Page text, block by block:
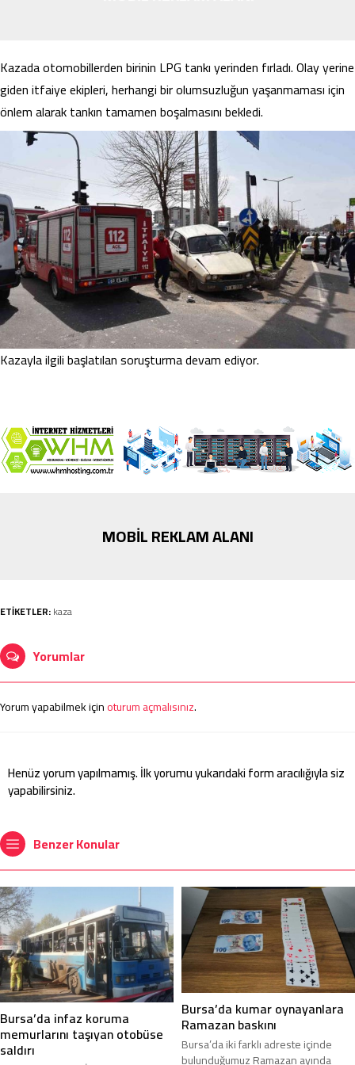
Kazada otomobillerden birinin LPG tankı yerinden fırladı. Olay yerine
giden itfaiye ekipleri, herhangi bir olumsuzluğun yaşanmaması için
önlem alarak tankın tamamen boşalmasını bekledi.
Kazayla ilgili başlatılan soruşturma devam ediyor.
MOBİL REKLAM ALANI
ETİKETLER:kaza
Yorumlar
Yorum yapabilmek içinoturum açmalısınız.
Henüz yorum yapılmamış. İlk yorumu yukarıdaki form aracılığıyla siz
yapabilirsiniz.
Benzer Konular
Bursa’da infaz koruma
memurlarını taşıyan otobüse
saldırı
Bursa’da kumar oynayanlara
Ramazan baskını
Bursa’da iki farklı adreste içinde
bulunduğumuz Ramazan ayında